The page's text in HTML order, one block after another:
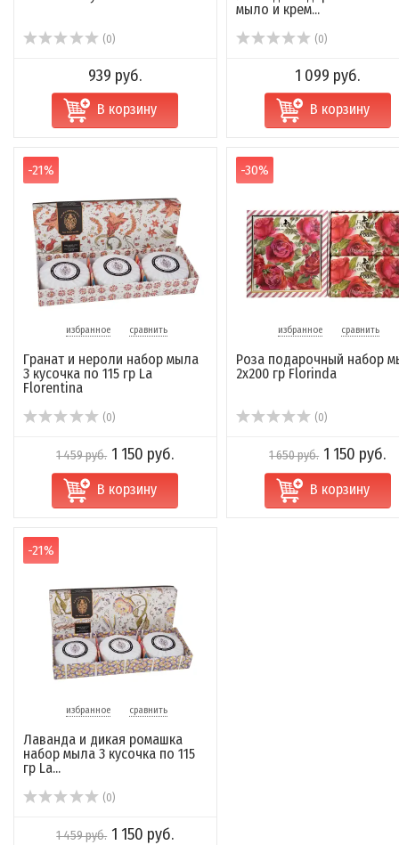
(0)
939 руб.
В корзину
мыло и крем...
(0)
1 099 руб.
В корзину
-21%
избранное сравнить
Гранат и нероли набор мыла
3 кусочка по 115 гр La
Florentina
(0)
1 459 руб. 1 150 руб.
В корзину
-30%
избранное сравнить
Роза подарочный набор
2х200 гр Florinda
(0)
1 650 руб. 1 150 руб.
В корзину
-21%
избранное сравнить
Лаванда и дикая ромашка
набор мыла 3 кусочка по 115
гр La...
(0)
1 459 руб. 1 150 руб.